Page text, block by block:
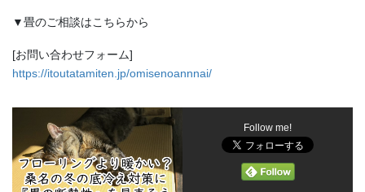
▼畳のご相談はこちらから
[お問い合わせフォーム]
https://itoutatamiten.jp/omisenoannnai/
Follow me!